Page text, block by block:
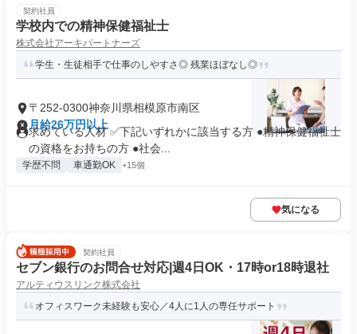
契約社員
学校内での精神保健福祉士
株式会社アーキパートナーズ
学生・生徒相手で仕事のしやすさ◎ 残業ほぼなし◎
〒252-0300神奈川県相模原市南区
月給26万円以上
求めている人材 ✅下記いずれかに該当する方 ●精神保健福祉士
の資格をお持ちの方 ●社会...
学歴不問 車通勤OK +15個
気になる
契約社員
セブン銀行のお問合せ対応|週4日OK・17時or18時退社
アルティウスリンク株式会社
オフィスワーク未経験も安心／4人に1人の専任サポート